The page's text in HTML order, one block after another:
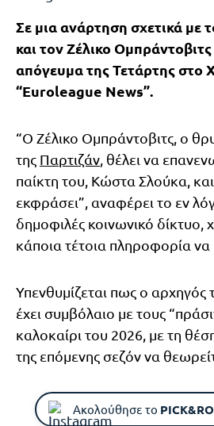
Σε μια ανάρτηση σχετικά με
και τον Ζέλικο
απόγευμα της Τετάρτης στο
“Eurοleague News”.
“Ο Ζέλικο Ομπράντοβιτς, ο
της Παρτιζάν , θέλει να
παίκτη του, Κώστα Σλούκα,
εκφράσει”, αναφέρει το εν
δημοφιλές κοινωνικό
κάποια τέτοια πληροφορία να
Υπενθυμίζεται πως ο αρχηγός
έχει συμβόλαιο με τους
καλοκαίρι του 2026, με τη
της επόμενης σεζόν να
Ακολούθησε το